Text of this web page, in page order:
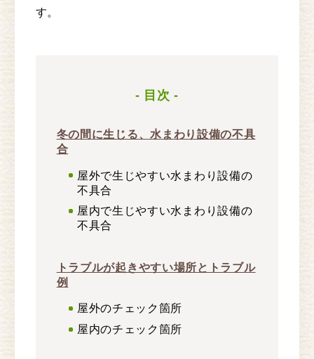
す。
- 目次 -
冬の間に生じる、水まわり設備の不具
合
屋外で生じやすい水まわり設備の
不具合
屋内で生じやすい水まわり設備の
不具合
トラブルが起きやすい場所とトラブル
例
屋外のチェック箇所
屋内のチェック箇所